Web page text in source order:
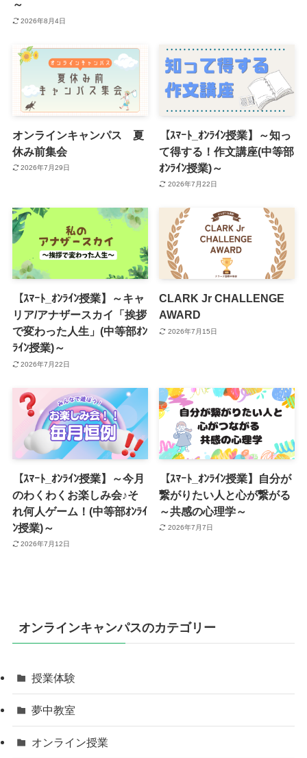
～
2026年8月4日
オンラインキャンパス 夏
休み前集会
2026年7月29日
【ｽﾏｰﾄ_ｵﾝﾗｲﾝ授業】～知っ
て得する！作文講座(中等部
ｵﾝﾗｲﾝ授業)～
2026年7月22日
【ｽﾏｰﾄ_ｵﾝﾗｲﾝ授業】～キャ
リア/アナザースカイ「挨拶
で変わった人生」(中等部ｵﾝ
ﾗｲﾝ授業)～
2026年7月22日
CLARK Jr CHALLENGE
AWARD
2026年7月15日
【ｽﾏｰﾄ_ｵﾝﾗｲﾝ授業】～今月
のわくわくお楽しみ会♪そ
れ何人ゲーム！(中等部ｵﾝﾗｲ
ﾝ授業)～
2026年7月12日
【ｽﾏｰﾄ_ｵﾝﾗｲﾝ授業】自分が
繋がりたい人と心が繋がる
～共感の心理学～
2026年7月7日
オンラインキャンパスのカテゴリー
授業体験
夢中教室
オンライン授業